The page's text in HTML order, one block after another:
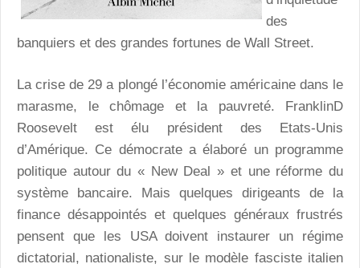
des
banquiers et des grandes fortunes de Wall Street.
La crise de 29 a plongé l’économie américaine dans le
marasme, le chômage et la pauvreté. FranklinD
Roosevelt est élu président des Etats-Unis
d’Amérique. Ce démocrate a élaboré un programme
politique autour du « New Deal » et une réforme du
système bancaire. Mais quelques dirigeants de la
finance désappointés et quelques généraux frustrés
pensent que les USA doivent instaurer un régime
dictatorial, nationaliste, sur le modèle fasciste italien